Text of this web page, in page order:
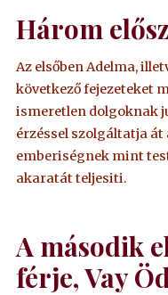
Három
Az elsőben Adelma,
következő fejezeteket
ismeretlen dolgoknak
érzéssel szolgáltatja
emberiségnek mint
akaratát teljesiti.
A második
férje, Vay